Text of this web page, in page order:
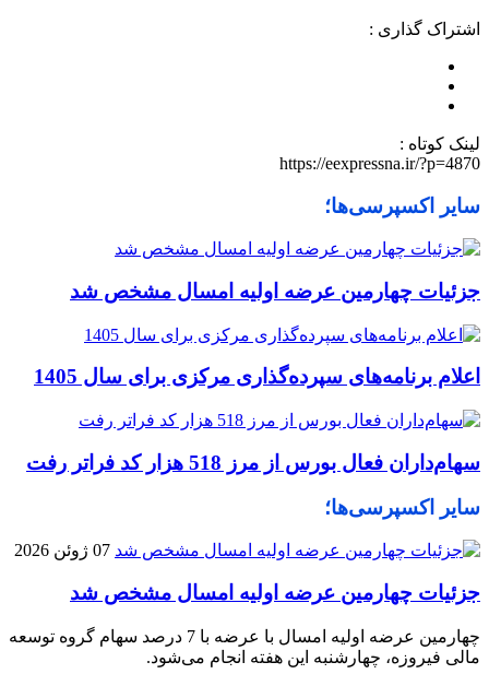
اشتراک گذاری :
لینک کوتاه :
https://eexpressna.ir/?p=4870
سایر اکسپرسی‌ها؛
جزئیات چهارمین عرضه اولیه امسال مشخص شد
اعلام برنامه‌های سپرده‌گذاری مرکزی برای سال 1405
سهام‌داران فعال بورس از مرز 518 هزار کد فراتر رفت
سایر اکسپرسی‌ها؛
07 ژوئن 2026
جزئیات چهارمین عرضه اولیه امسال مشخص شد
چهارمین عرضه اولیه امسال با عرضه با 7 درصد سهام گروه توسعه
مالی فیروزه، چهارشنبه این هفته انجام می‌شود.